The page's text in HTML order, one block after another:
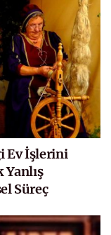
Ev İşlerini
Yanlış
Süreç